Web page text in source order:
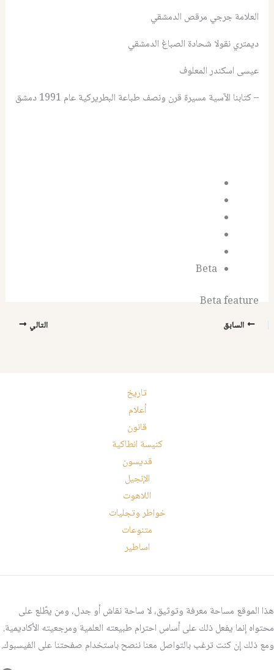
العلامة جرجي مرقص الدمشقي
ديمتري نقولا شحادة الصباغ الدمشقي
عيسى اسكندر المعلوف
– كتابنا الآسية مسيرة قرن ونصف طباعة البطريركية عام 1991 دمشق
Beta
Beta feature
السابق التالي
تاريخ
أعلام
قانون
كنيسة انطاكية
قديسون
الإنجيل
اللاهوت
خواطر وتجليات
متنوعات
اساطير
هذا الموقع مساحة معرفة وتوثيق، لا ساحة نقاش أو جدل، ومن يطّلع على
محتواه إنما يفعل ذلك على أساس احترام طبيعته العلمية ومرجعيته الأكاديمية.
ومع ذلك إن كنت ترغب بالتواصل معنا ننصح باستخدام صفحتنا على الفيسبوك.